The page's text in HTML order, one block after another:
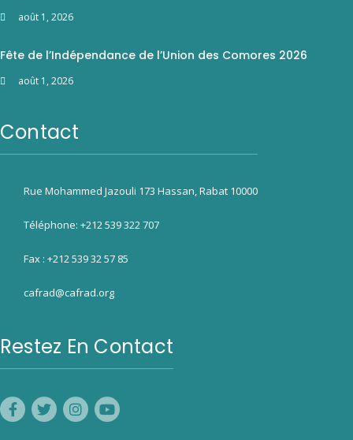
août 1, 2026
Fête de l’Indépendance de l’Union des Comores 2026
août 1, 2026
Contact
Rue Mohammed Jazouli 173 Hassan, Rabat 10000
Téléphone: +212 539 322 707
Fax : +212 539 32 57 85
cafrad@cafrad.org
Restez En Contact